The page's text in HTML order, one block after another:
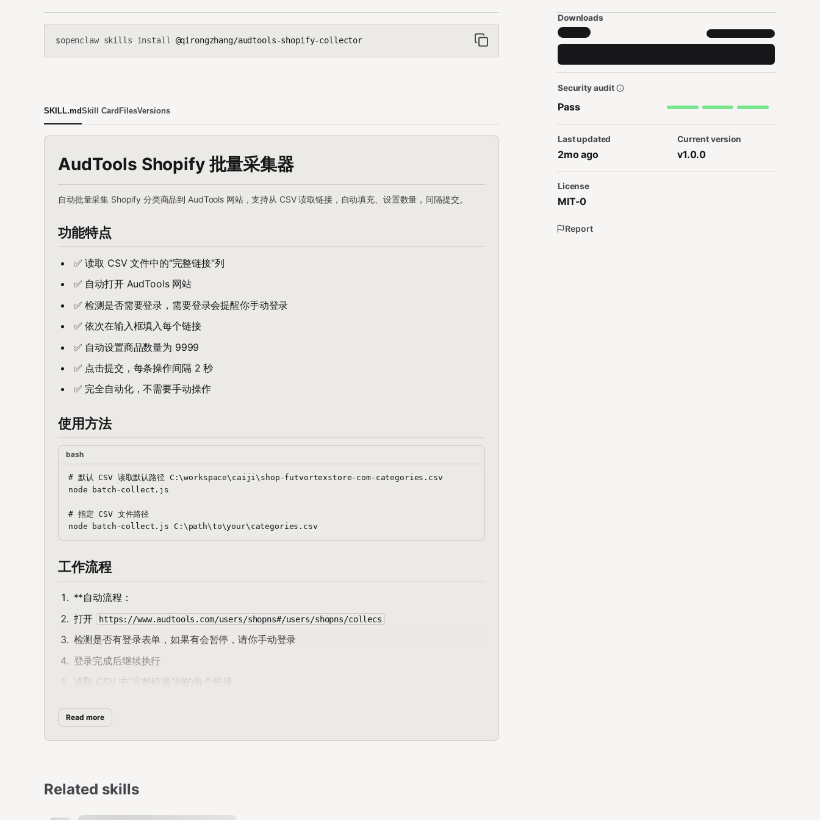
$openclaw skills install @qirongzhang/audtools-shopify-collector
SKILL.mdSkill CardFilesVersions
AudTools Shopify 批量采集器
自动批量采集 Shopify 分类商品到 AudTools 网站，支持从 CSV 读取链接，自动填充、设置数量，间隔提交。
功能特点
✅ 读取 CSV 文件中的"完整链接"列
✅ 自动打开 AudTools 网站
✅ 检测是否需要登录，需要登录会提醒你手动登录
✅ 依次在输入框填入每个链接
✅ 自动设置商品数量为 9999
✅ 点击提交，每条操作间隔 2 秒
✅ 完全自动化，不需要手动操作
使用方法
bash
# 默认 CSV 读取默认路径 C:\workspace\caiji\shop-futvortexstore-com-categories.csv
node batch-collect.js
# 指定 CSV 文件路径
工作流程
**自动流程：
打开
https://www.audtools.com/users/shopns#/users/shopns/collecs
检测是否有登录表单，如果有会暂停，请你手动登录
登录完成后继续执行
读取 CSV 中"完整链接"列的每个链接
点击提交
等待 2 秒
全部完成后暂停，你可以在浏览器导出结果
Read more
Related skills
Downloads
Security audit
Pass
Last updated
2mo ago
Current version
v1.0.0
License
MIT-0
Report